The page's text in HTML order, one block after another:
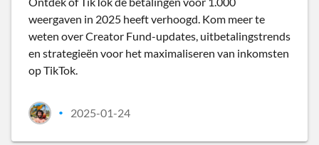
weergaven in 2025 heeft verhoogd. Kom meer te
weten over Creator Fund-updates, uitbetalingstrends
en strategieën voor het maximaliseren van inkomsten
op TikTok.
• 2025-01-24